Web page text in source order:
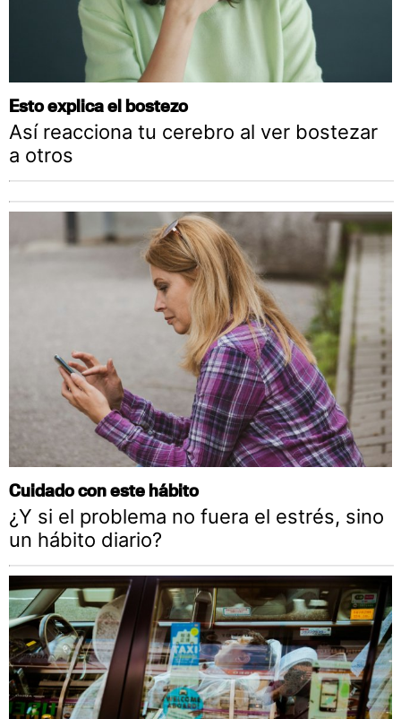
Esto explica el bostezo
Así reacciona tu cerebro al ver bostezar
a otros
Cuidado con este hábito
¿Y si el problema no fuera el estrés, sino
un hábito diario?